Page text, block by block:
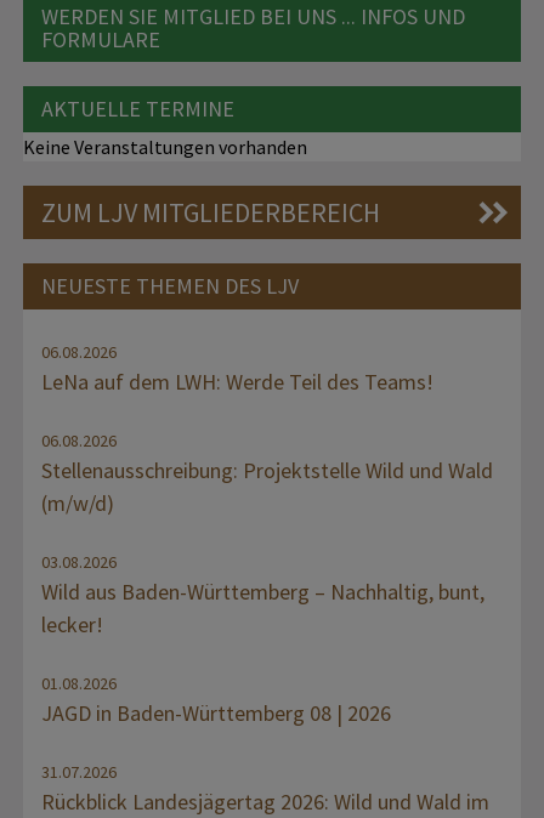
WERDEN SIE MITGLIED BEI UNS ... INFOS UND
FORMULARE
AKTUELLE TERMINE
Keine Veranstaltungen vorhanden
ZUM LJV MITGLIEDERBEREICH
NEUESTE THEMEN DES LJV
06.08.2026
LeNa auf dem LWH: Werde Teil des Teams!
06.08.2026
Stellenausschreibung: Projektstelle Wild und Wald
(m/w/d)
03.08.2026
Wild aus Baden-Württemberg – Nachhaltig, bunt,
lecker!
01.08.2026
JAGD in Baden-Württemberg 08 | 2026
31.07.2026
Rückblick Landesjägertag 2026: Wild und Wald im